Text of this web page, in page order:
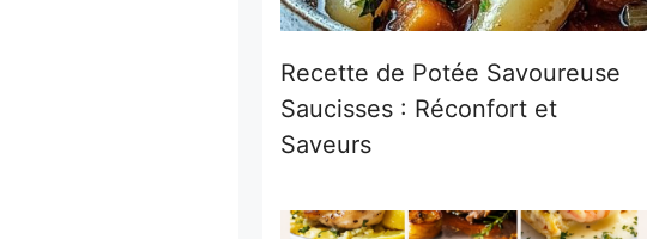
Recette de Potée Savoureuse
Saucisses : Réconfort et
Saveurs